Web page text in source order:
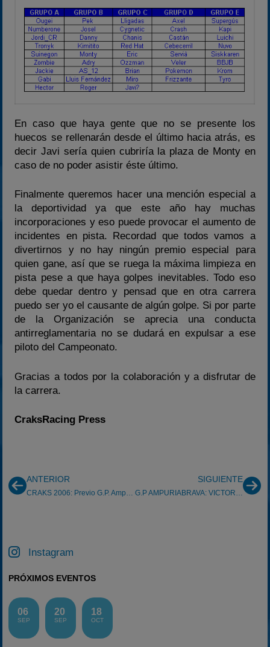
En caso que haya gente que no se presente los
huecos se rellenarán desde el último hacia atrás, es
decir Javi sería quien cubriría la plaza de Monty en
caso de no poder asistir éste último.
Finalmente queremos hacer una mención especial a
la deportividad ya que este año hay muchas
incorporaciones y eso puede provocar el aumento de
incidentes en pista. Recordad que todos vamos a
divertirnos y no hay ningún premio especial para
quien gane, así que se ruega la máxima limpieza en
pista pese a que haya golpes inevitables. Todo eso
debe quedar dentro y pensad que en otra carrera
puedo ser yo el causante de algún golpe. Si por parte
de la Organización se aprecia una conducta
antirreglamentaria no se dudará en expulsar a ese
piloto del Campeonato.
Gracias a todos por la colaboración y a disfrutar de
la carrera.
CraksRacing Press
ANTERIOR SIGUIENTE
Instagram
PRÓXIMOS EVENTOS
06
SEP
20
SEP
18
OCT